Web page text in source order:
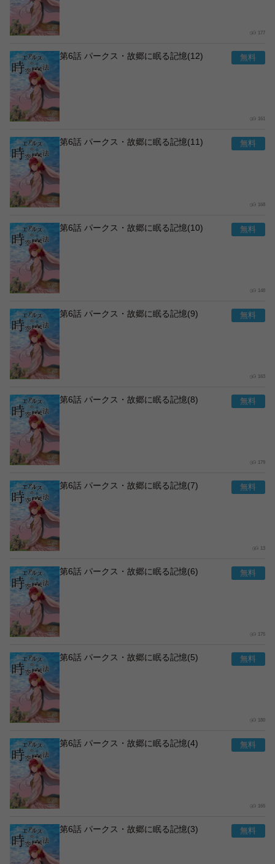
177
第6話 パークス・故郷に眠る記憶(12)
161
第6話 パークス・故郷に眠る記憶(11)
168
第6話 パークス・故郷に眠る記憶(10)
148
第6話 パークス・故郷に眠る記憶(9)
163
第6話 パークス・故郷に眠る記憶(8)
179
第6話 パークス・故郷に眠る記憶(7)
13
第6話 パークス・故郷に眠る記憶(6)
175
第6話 パークス・故郷に眠る記憶(5)
180
第6話 パークス・故郷に眠る記憶(4)
165
第6話 パークス・故郷に眠る記憶(3)